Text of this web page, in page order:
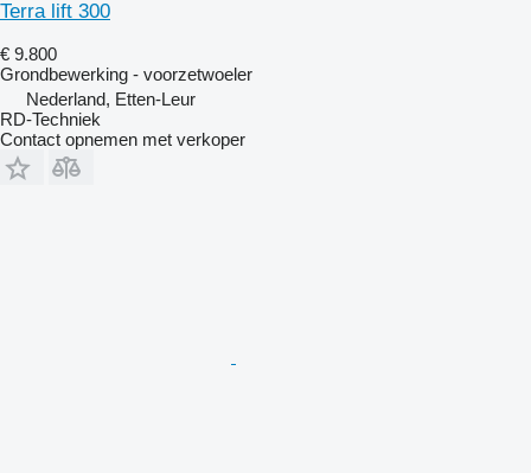
Terra lift 300
€ 9.800
Grondbewerking - voorzetwoeler
Nederland, Etten-Leur
RD-Techniek
Contact opnemen met verkoper